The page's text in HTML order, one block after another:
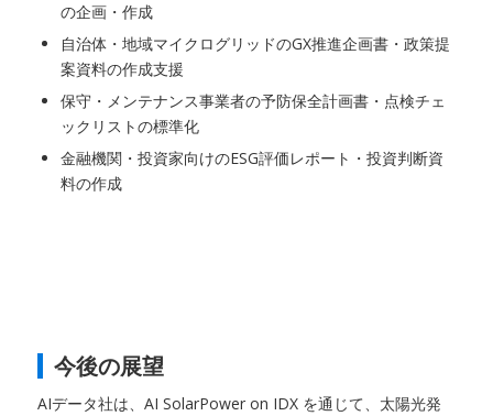
の企画・作成
自治体・地域マイクログリッドのGX推進企画書・政策提
案資料の作成支援
保守・メンテナンス事業者の予防保全計画書・点検チェ
ックリストの標準化
金融機関・投資家向けのESG評価レポート・投資判断資
料の作成
今後の展望
AIデータ社は、AI SolarPower on IDX を通じて、太陽光発